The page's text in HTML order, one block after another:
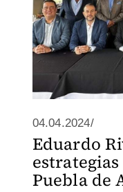
04.04.2024/
Eduardo
Puebla de